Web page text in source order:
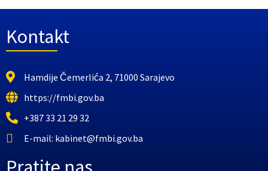
Kontakt
Hamdije Čemerlića 2, 71000 Sarajevo
https://fmbi.gov.ba
+387 33 21 29 32
E-mail: kabinet@fmbi.gov.ba